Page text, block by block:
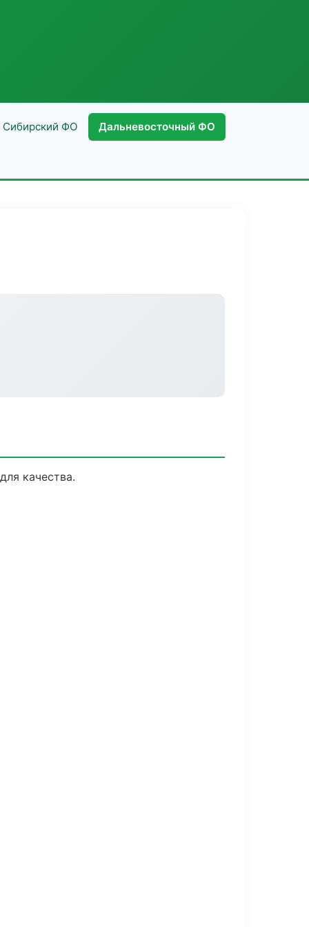
Сибирский ФО Дальневосточный ФО
качества.